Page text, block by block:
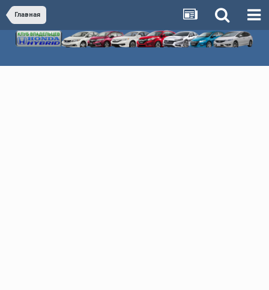
Главная